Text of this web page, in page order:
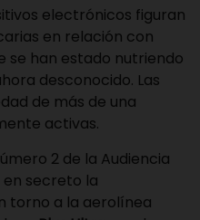
electrónicos figuran
en relación con
se han estado nutriendo
desconocido. Las
de más de una
activas.
2 de la Audiencia
secreto la
torno a la aerolínea